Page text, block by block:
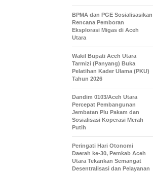
BPMA dan PGE Sosialisasikan
Rencana Pemboran
Eksplorasi Migas di Aceh
Utara
Wakil Bupati Aceh Utara
Tarmizi (Panyang) Buka
Pelatihan Kader Ulama (PKU)
Tahun 2026
Dandim 0103/Aceh Utara
Percepat Pembangunan
Jembatan Plu Pakam dan
Sosialisasi Koperasi Merah
Putih
Peringati Hari Otonomi
Daerah ke-30, Pemkab Aceh
Utara Tekankan Semangat
Desentralisasi dan Pelayanan